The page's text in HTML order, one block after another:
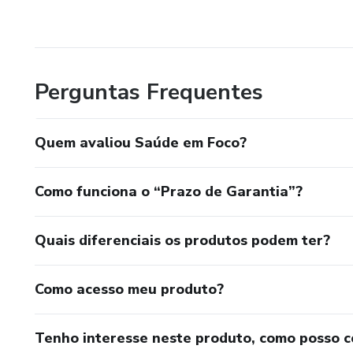
Perguntas Frequentes
Quem avaliou Saúde em Foco?
Como funciona o “Prazo de Garantia”?
Quais diferenciais os produtos podem ter?
Como acesso meu produto?
Tenho interesse neste produto, como posso